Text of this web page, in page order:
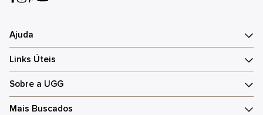
Ajuda
Links Úteis
Sobre a UGG
Mais Buscados